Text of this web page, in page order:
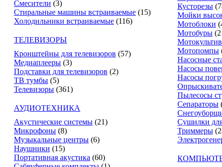
Смесители (3)
Стиральные машины встраиваемые (15)
Холодильники встраиваемые (116)
ТЕЛЕВИЗОРЫ
Кронштейны для телевизоров (57)
Медиаплееры (3)
Подставки для телевизоров (2)
ТВ тумбы (5)
Телевизоры (361)
АУДИОТЕХНИКА
Акустические системы (21)
Микрофоны (8)
Музыкальные центры (6)
Наушники (15)
Портативная акустика (60)
Кусторезы
Мойки
Мотоблоки
Мотобуры
Мотопомпы
Насосные
Насосы
Насосы
Пылесосы
Сепараторы
Сушилки
Триммеры